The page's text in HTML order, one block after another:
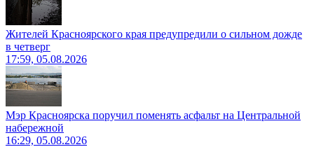
Жителей Красноярского края предупредили о сильном дожде
в четверг
17:59, 05.08.2026
Мэр Красноярска поручил поменять асфальт на Центральной
набережной
16:29, 05.08.2026